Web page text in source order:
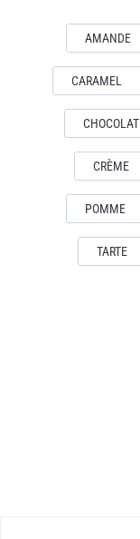
AMANDE
CARAMEL
CHOCOLAT
CRÈME
POMME
TARTE